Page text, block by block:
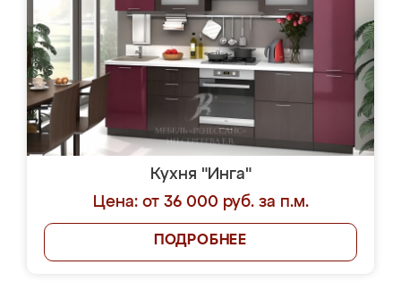
Кухня "Инга"
Цена: от 36 000 руб. за п.м.
ПОДРОБНЕЕ